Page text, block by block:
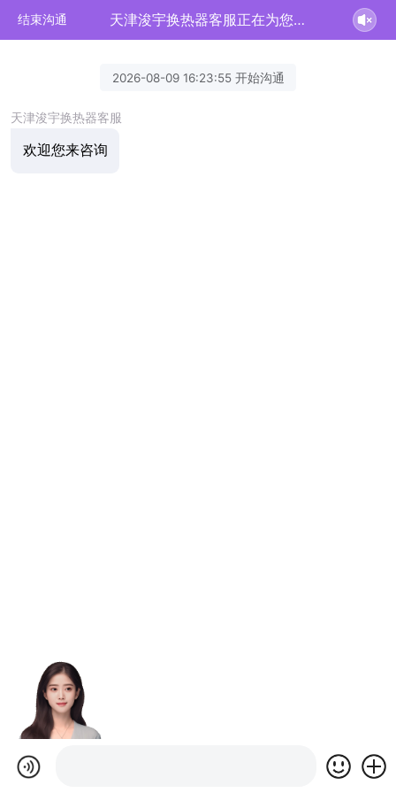
结束沟通 天津浚宇换热器客服正在为您服务
2026-08-09 16:23:55 开始沟通
天津浚宇换热器客服
欢迎您来咨询